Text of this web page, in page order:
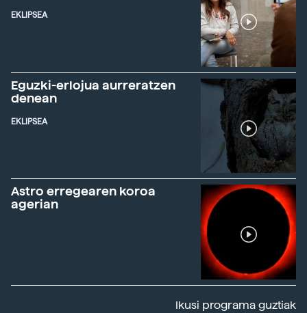
EKLIPSEA
Eguzki-erlojua aurreratzen
denean
EKLIPSEA
Astro erregearen koroa
agerian
Ikusi programa guztiak